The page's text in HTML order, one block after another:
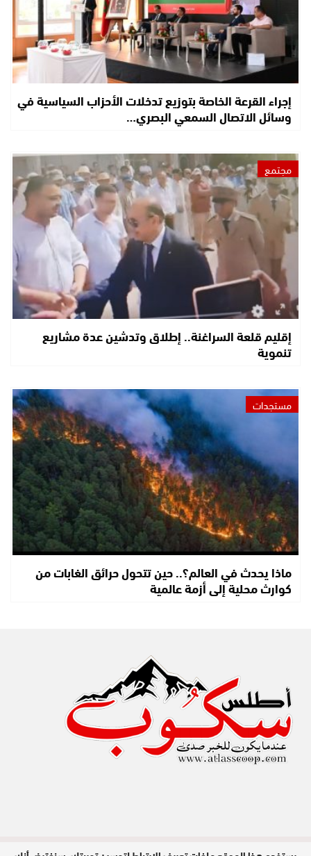
إجراء القرعة الخاصة بتوزيع تدخلات الأحزاب السياسية في
وسائل الاتصال السمعي البصري…
مجتمع
إقليم قلعة السراغنة.. إطلاق وتدشين عدة مشاريع
تنموية
مستجدات
ماذا يحدث في العالم؟.. حين تتحول حرائق الغابات من
كوارث محلية إلى أزمة عالمية